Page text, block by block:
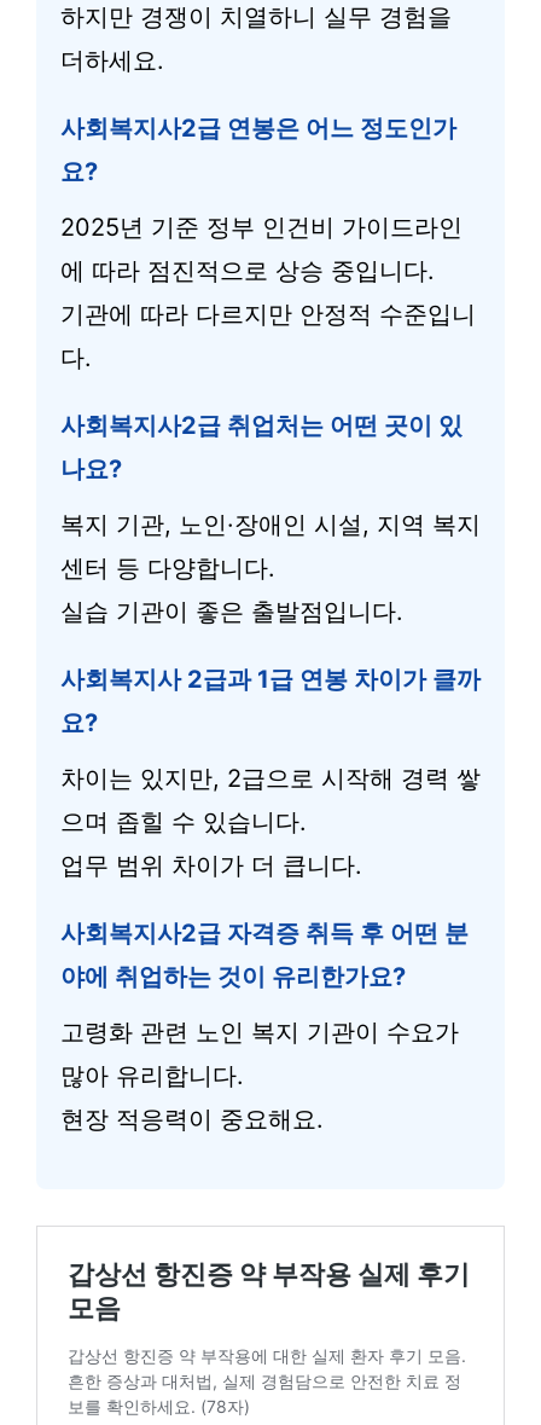
하지만 경쟁이 치열하니 실무 경험을
더하세요.
사회복지사2급 연봉은 어느 정도인가
요?
2025년 기준 정부 인건비 가이드라인
에 따라 점진적으로 상승 중입니다.
기관에 따라 다르지만 안정적 수준입니
다.
사회복지사2급 취업처는 어떤 곳이 있
나요?
복지 기관, 노인·장애인 시설, 지역 복지
센터 등 다양합니다.
실습 기관이 좋은 출발점입니다.
사회복지사 2급과 1급 연봉 차이가 클까
요?
차이는 있지만, 2급으로 시작해 경력 쌓
으며 좁힐 수 있습니다.
업무 범위 차이가 더 큽니다.
사회복지사2급 자격증 취득 후 어떤 분
야에 취업하는 것이 유리한가요?
고령화 관련 노인 복지 기관이 수요가
많아 유리합니다.
현장 적응력이 중요해요.